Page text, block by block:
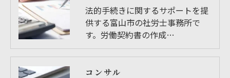
法的手続きに関するサポートを提
供する富山市の社労士事務所で
す。労働契約書の作成…
コンサル